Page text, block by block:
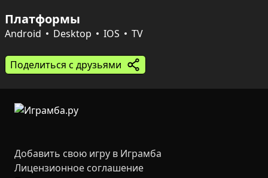
Есть одиночные матчи против бота и сетевые
поединки с другом, рейтинг лучших командиров и
собственными аренами. Обновление 2.0 принесло
новую интерфейсную сетку, тайловые карты для
высоком качестве.
Платформы
Android Desktop IOS TV
Поделиться с друзьями
Добавить свою игру в Играмба
Лицензионное соглашение